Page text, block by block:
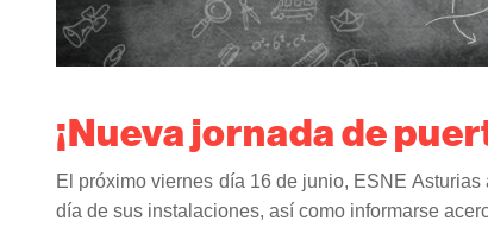
¡Nueva jornada de
El próximo viernes día 16 de junio, ESNE
día de sus instalaciones, así como informarse